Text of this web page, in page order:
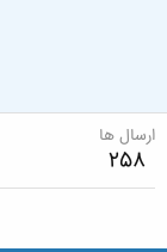
ارسال ها
258